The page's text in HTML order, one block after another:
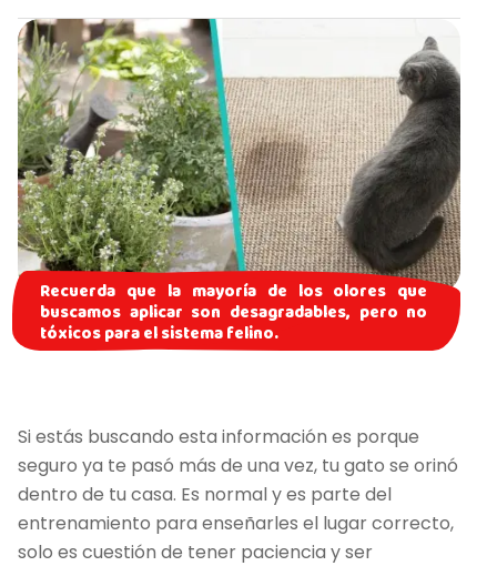
Recuerda que la mayoría de los olores que
buscamos aplicar son desagradables, pero no
tóxicos para el sistema felino.
Si estás buscando esta información es porque
seguro ya te pasó más de una vez, tu gato se orinó
dentro de tu casa. Es normal y es parte del
entrenamiento para enseñarles el lugar correcto,
solo es cuestión de tener paciencia y ser